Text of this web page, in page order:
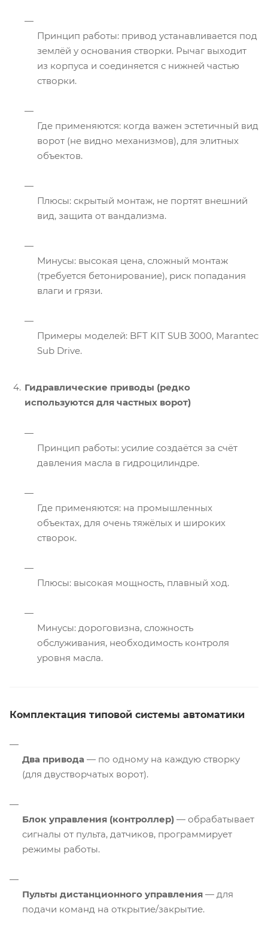
Принцип работы: привод устанавливается под
землёй у основания створки. Рычаг выходит
из корпуса и соединяется с нижней частью
створки.
Где применяются: когда важен эстетичный вид
ворот (не видно механизмов), для элитных
объектов.
Плюсы: скрытый монтаж, не портят внешний
вид, защита от вандализма.
Минусы: высокая цена, сложный монтаж
(требуется бетонирование), риск попадания
влаги и грязи.
Примеры моделей: BFT KIT SUB 3000, Marantec
Sub Drive.
Гидравлические приводы (редко
используются для частных ворот)
Принцип работы: усилие создаётся за счёт
давления масла в гидроцилиндре.
Где применяются: на промышленных
объектах, для очень тяжёлых и широких
створок.
Плюсы: высокая мощность, плавный ход.
Минусы: дороговизна, сложность
обслуживания, необходимость контроля
уровня масла.
Комплектация типовой системы автоматики
Два привода — по одному на каждую створку
(для двустворчатых ворот).
Блок управления (контроллер) — обрабатывает
сигналы от пульта, датчиков, программирует
режимы работы.
Пульты дистанционного управления — для
подачи команд на открытие/закрытие.